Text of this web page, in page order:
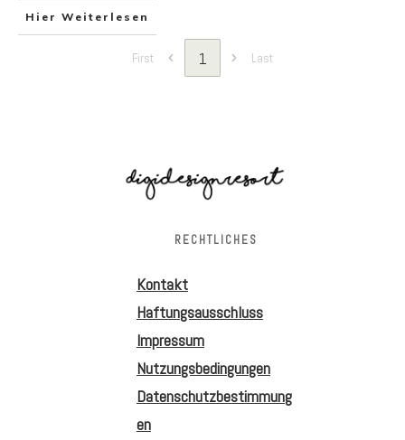
Hier Weiterlesen
First 1 Last
RECHTLICHES
Kontakt
Haftungsausschluss
Impressum
Nutzungsbedingungen
Datenschutzbestimmung
en